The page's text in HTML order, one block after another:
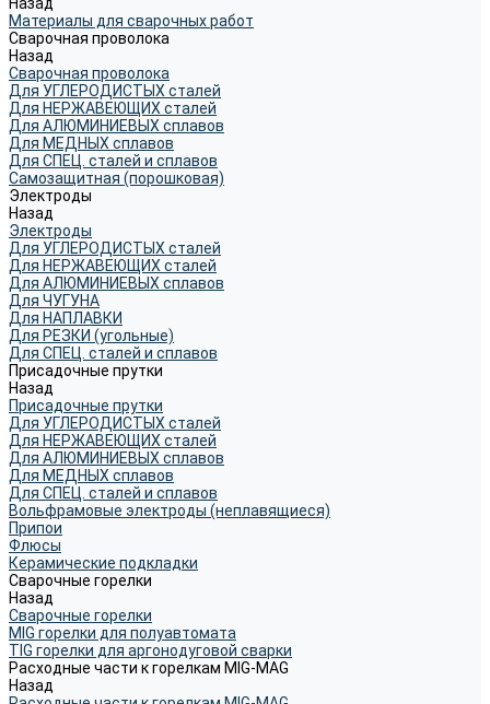
Материалы для сварочных работ
Сварочная проволока
Назад
Сварочная проволока
Для УГЛЕРОДИСТЫХ сталей
Для НЕРЖАВЕЮЩИХ сталей
Для АЛЮМИНИЕВЫХ сплавов
Для МЕДНЫХ сплавов
Для СПЕЦ. сталей и сплавов
Самозащитная (порошковая)
Электроды
Назад
Электроды
Для УГЛЕРОДИСТЫХ сталей
Для НЕРЖАВЕЮЩИХ сталей
Для АЛЮМИНИЕВЫХ сплавов
Для ЧУГУНА
Для НАПЛАВКИ
Для РЕЗКИ (угольные)
Для СПЕЦ. сталей и сплавов
Присадочные прутки
Назад
Присадочные прутки
Для УГЛЕРОДИСТЫХ сталей
Для НЕРЖАВЕЮЩИХ сталей
Для АЛЮМИНИЕВЫХ сплавов
Для МЕДНЫХ сплавов
Для СПЕЦ. сталей и сплавов
Вольфрамовые электроды (неплавящиеся)
Припои
Флюсы
Керамические подкладки
Сварочные горелки
Назад
Сварочные горелки
MIG горелки для полуавтомата
TIG горелки для аргонодуговой сварки
Расходные части к горелкам MIG-MAG
Назад